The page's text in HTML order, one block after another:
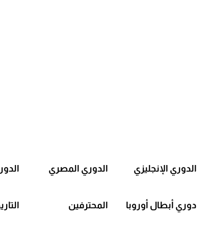
الدوري الإنجليزي الدوري المصري
دوري أبطال أوروبا المحترفين